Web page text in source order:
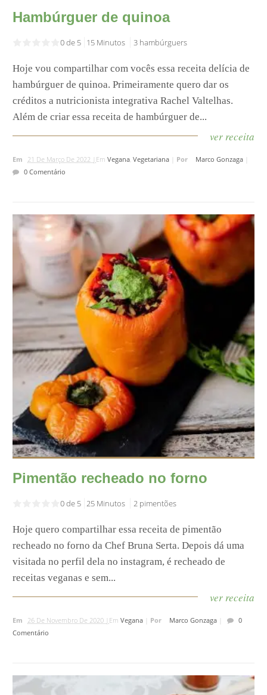
Hambúrguer de quinoa
0 de 5 15 Minutos 3 hambúrguers
Hoje vou compartilhar com vocês essa receita delícia de
hambúrguer de quinoa. Primeiramente quero dar os
créditos a nutricionista integrativa Rachel Valtelhas.
Além de criar essa receita de hambúrguer de...
ver receita
Em 21 De Março De 2022 | EmVegana ,Vegetariana Por Marco Gonzaga
0 Comentário
Pimentão recheado no forno
0 de 5 25 Minutos 2 pimentões
Hoje quero compartilhar essa receita de pimentão
recheado no forno da Chef Bruna Serta. Depois dá uma
visitada no perfil dela no instagram, é recheado de
receitas veganas e sem...
ver receita
Em 26 De Novembro De 2020 | EmVegana Por Marco Gonzaga
0
Comentário